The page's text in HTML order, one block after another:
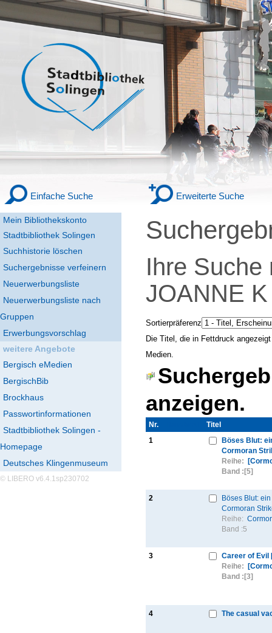
Mein Bibliothekskonto
Stadtbibliothek Solingen
Einfache Suche Erweiterte Suche
Suchhistorie löschen
Suchergebnisse verfeinern
Neuerwerbungsliste
Neuerwerbungsliste nach
Gruppen
Erwerbungsvorschlag
weitere Angebote
Bergisch eMedien
BergischBib
Brockhaus
Passwortinformationen
Stadtbibliothek Solingen -
Homepage
Deutsches Klingenmuseum
© LIBERO v6.4.1sp230702
Ihre
JOANNE
Sortierpräferenz
Die Titel, die in Fettdruck
Medien.
anzeigen.
Nr.
Titel
1
Böses Blut:
Cormoran
Reihe:
Band : [5]
2
Böses Blut:
Cormoran
Reihe:
Band :5
3
Career of Evil
Reihe:
Band : [3]
4 The casual